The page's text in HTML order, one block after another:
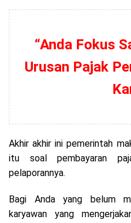
“Anda Fokus
Urusan Pajak
Akhir akhir ini pemerintah
itu soal pembayaran
pelaporannya.
Bagi Anda yang belum
karyawan yang